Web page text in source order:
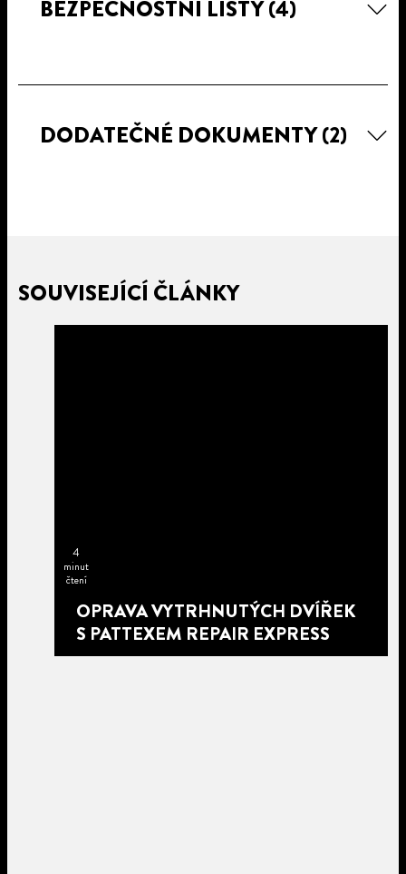
BEZPEČNOSTNÍ LISTY(4)
DODATEČNÉ DOKUMENTY(2)
SOUVISEJÍCÍ ČLÁNKY
4
minut
čtení
OPRAVA VYTRHNUTÝCH DVÍŘEK
S PATTEXEM REPAIR EXPRESS